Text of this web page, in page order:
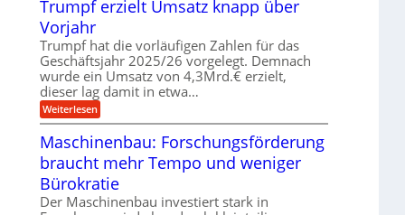
u
r
u
n
g
e
n
B
S
C
L
w
e
i
u
g
s
f
r
e
i
e
H
b
r
i
d
Trumpf erzielt Umsatz knapp über
Vorjahr
Trumpf hat die vorläufigen Zahlen für das
Geschäftsjahr 2025/26 vorgelegt. Demnach
wurde ein Umsatz von 4,3Mrd.€ erzielt,
dieser lag damit in etwa…
Weiterlesen:
T
u
m
p
f
e
r
Maschinenbau: Forschungsförderung
braucht mehr Tempo und weniger
Bürokratie
Der Maschinenbau investiert stark in